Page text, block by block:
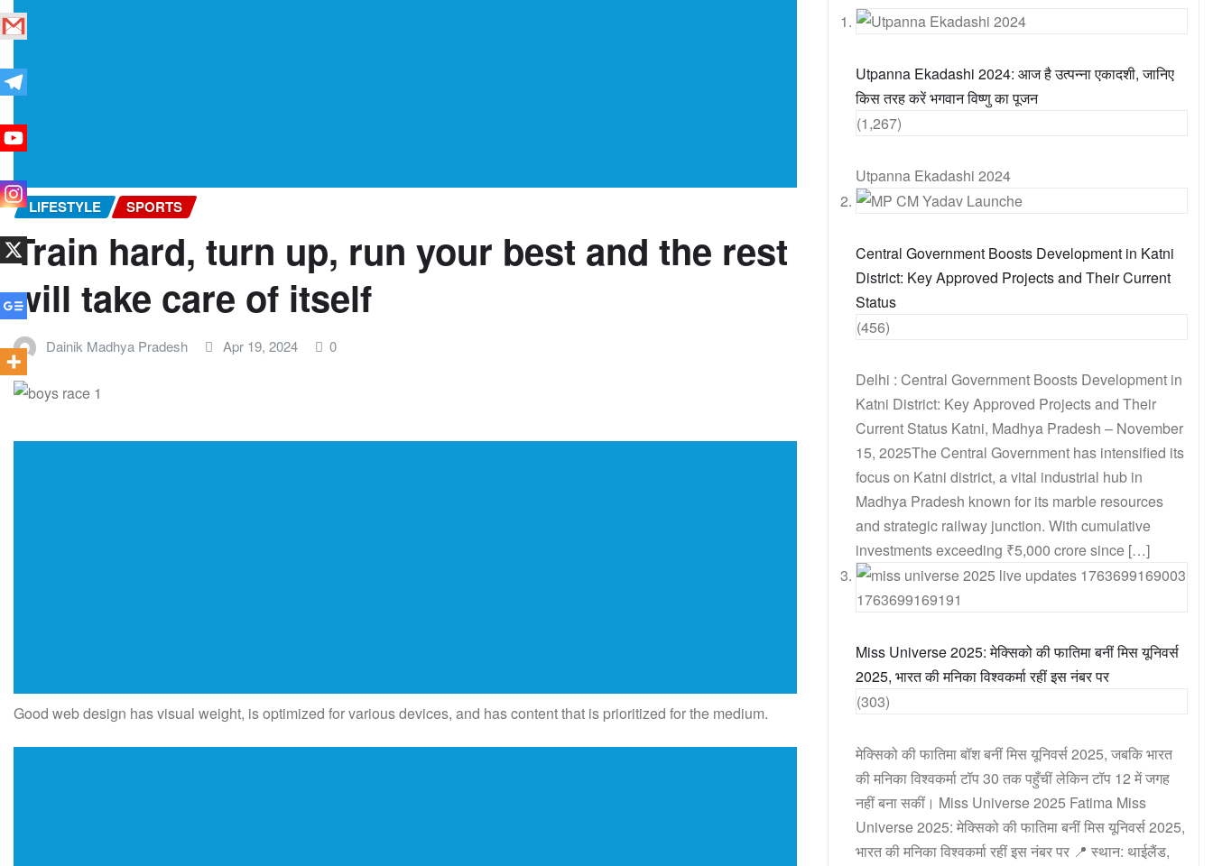
LIFESTYLE SPORTS
Train hard, turn up, run your best and the rest
will take care of itself
Dainik Madhya Pradesh Apr 19, 2024 0
Good web design has visual weight, is optimized for various devices, and has content that is prioritized for the medium.
Utpanna Ekadashi 2024: आज है उत्पन्ना एकादशी, जानिए
किस तरह करें भगवान विष्णु का पूजन
(1,267)
Utpanna Ekadashi 2024
Central Government Boosts Development in Katni
District: Key Approved Projects and Their Current
Status
(456)
Delhi : Central Government Boosts Development in
Katni District: Key Approved Projects and Their
Current Status Katni, Madhya Pradesh – November
15, 2025The Central Government has intensified its
focus on Katni district, a vital industrial hub in
Madhya Pradesh known for its marble resources
and strategic railway junction. With cumulative
investments exceeding ₹5,000 crore since […]
Miss Universe 2025: मेक्सिको की फातिमा बनीं मिस यूनिवर्स
2025, भारत की मनिका विश्वकर्मा रहीं इस नंबर पर
(303)
मेक्सिको की फातिमा बॉश बनीं मिस यूनिवर्स 2025, जबकि भारत
की मनिका विश्वकर्मा टॉप 30 तक पहुँचीं लेकिन टॉप 12 में जगह
नहीं बना सकीं। Miss Universe 2025 Fatima Miss
Universe 2025: मेक्सिको की फातिमा बनीं मिस यूनिवर्स 2025,
भारत की मनिका विश्वकर्मा रहीं इस नंबर पर 📍 स्थान: थाईलैंड,